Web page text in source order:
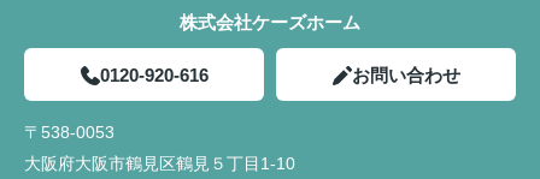
株式会社ケーズホーム
0120-920-616 お問い合わせ
〒538-0053
大阪府大阪市鶴見区鶴見５丁目1-10